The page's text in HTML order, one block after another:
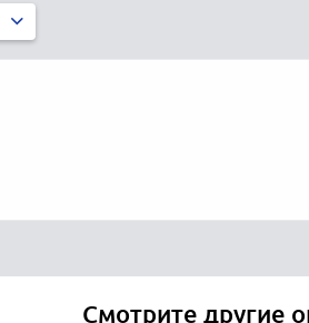
Смотрите другие